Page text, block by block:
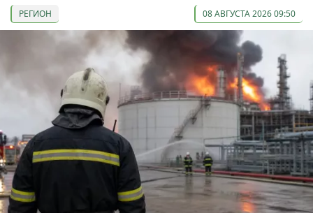
РЕГИОН 08 АВГУСТА 2026 09:50